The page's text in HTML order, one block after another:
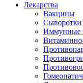
Лекарства
Вакцины
Сыворотки
Иммунные